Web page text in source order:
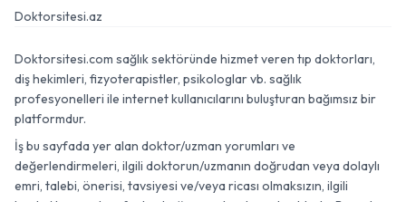
Doktorsitesi.az
Doktorsitesi.com sağlık sektöründe hizmet veren tıp doktorları,
diş hekimleri, fizyoterapistler, psikologlar vb. sağlık
profesyonelleri ile internet kullanıcılarını buluşturan bağımsız bir
platformdur.
İş bu sayfada yer alan doktor/uzman yorumları ve
değerlendirmeleri, ilgili doktorun/uzmanın doğrudan veya dolaylı
emri, talebi, önerisi, tavsiyesi ve/veya ricası olmaksızın, ilgili